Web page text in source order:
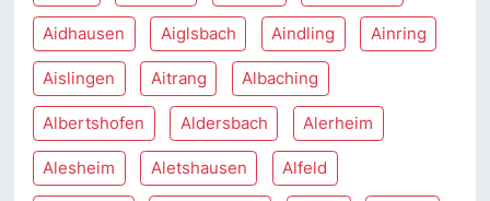
Aidhausen Aiglsbach Aindling Ainring
Aislingen Aitrang Albaching
Albertshofen Aldersbach Alerheim
Alesheim Aletshausen Alfeld